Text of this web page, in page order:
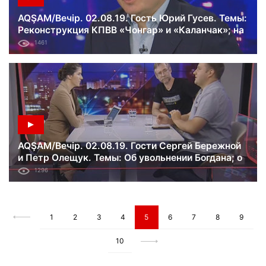
AQŞAM/Вечір. 02.08.19. Гость Юрий Гусев. Темы:
Реконструкция КПВВ «Чонгар» и «Каланчак»; на
Херсонщине орудует сепаратист?; Москва
готовится к новому митингу.
1461
AQŞAM/Вечір. 02.08.19. Гости Сергей Бережной
и Петр Олещук. Темы: Об увольнении Богдана; о
лоббистах Зеленского в США; выход США из
ракетного договора с Россией.
1296
1 2 3 4 5 6 7 8 9
10